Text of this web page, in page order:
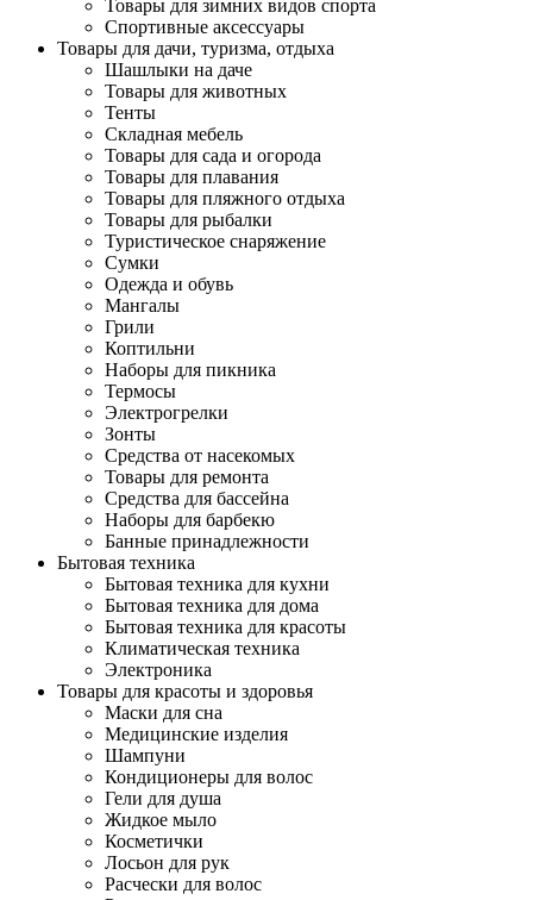
Товары для зимних видов спорта
Спортивные аксессуары
Товары для дачи, туризма, отдыха
Шашлыки на даче
Товары для животных
Тенты
Складная мебель
Товары для сада и огорода
Товары для плавания
Товары для пляжного отдыха
Товары для рыбалки
Туристическое снаряжение
Сумки
Одежда и обувь
Мангалы
Грили
Коптильни
Наборы для пикника
Термосы
Электрогрелки
Зонты
Средства от насекомых
Товары для ремонта
Средства для бассейна
Наборы для барбекю
Банные принадлежности
Бытовая техника
Бытовая техника для кухни
Бытовая техника для дома
Бытовая техника для красоты
Климатическая техника
Электроника
Товары для красоты и здоровья
Маски для сна
Медицинские изделия
Шампуни
Кондиционеры для волос
Гели для душа
Жидкое мыло
Косметички
Лосьон для рук
Расчески для волос